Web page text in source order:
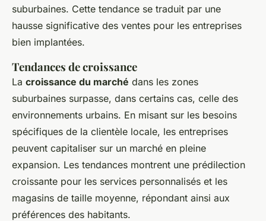
suburbaines. Cette tendance se traduit par une
hausse significative des ventes pour les entreprises
bien implantées.
Tendances de croissance
La croissance du marché dans les zones
suburbaines surpasse, dans certains cas, celle des
environnements urbains. En misant sur les besoins
spécifiques de la clientèle locale, les entreprises
peuvent capitaliser sur un marché en pleine
expansion. Les tendances montrent une prédilection
croissante pour les services personnalisés et les
magasins de taille moyenne, répondant ainsi aux
préférences des habitants.